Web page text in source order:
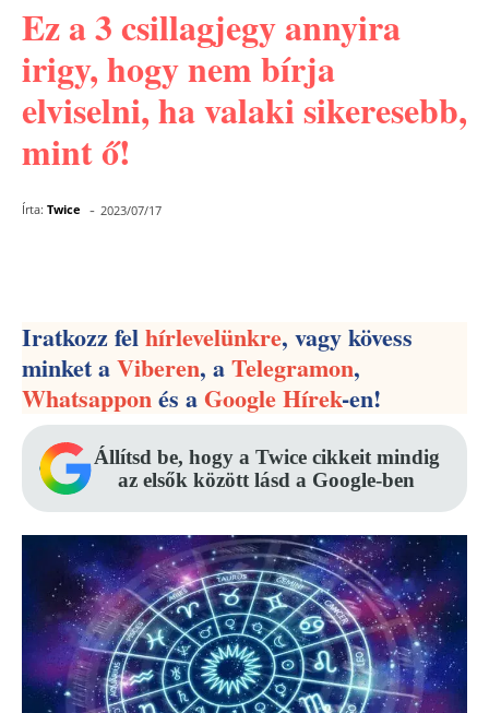
Ez a 3 csillagjegy annyira
irigy, hogy nem bírja
elviselni, ha valaki sikeresebb,
mint ő!
Írta: Twice - 2023/07/17
Iratkozz felhírlevelünkre, vagy kövess
minket aViberen, aTelegramon,
Whatsapponés aGoogle Hírek-en!
Állítsd be, hogy a Twice cikkeit mindig
az elsők között lásd a Google-ben